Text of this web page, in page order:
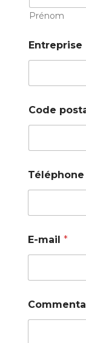
Prénom
Entreprise
Code
Téléphone
E-mail *